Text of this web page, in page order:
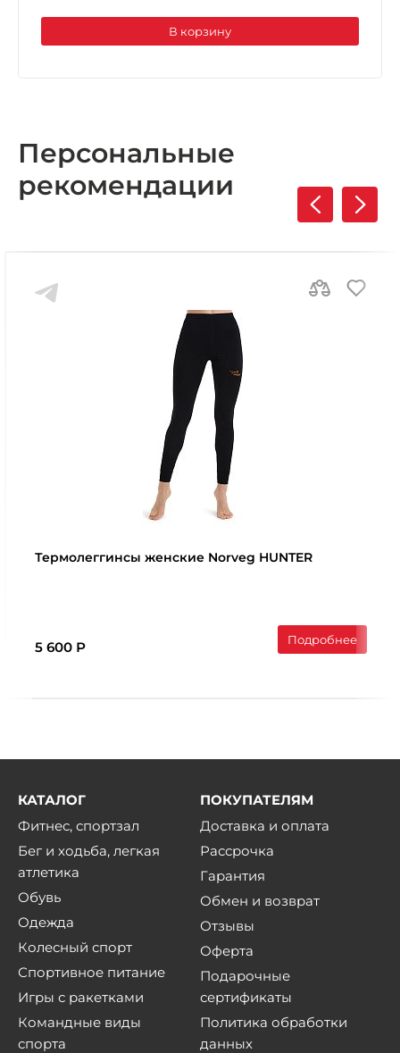
В корзину
Персональные
рекомендации
Термолеггинcы женские Norveg HUNTER
5 600 Р Подробнее
КАТАЛОГ
Фитнес, спортзал
Бег и ходьба, легкая
атлетика
Обувь
Одежда
Колесный спорт
Спортивное питание
Игры с ракетками
Командные виды
спорта
ПОКУПАТЕЛЯМ
Доставка и оплата
Рассрочка
Гарантия
Обмен и возврат
Отзывы
Оферта
Подарочные
сертификаты
Политика обработки
данных